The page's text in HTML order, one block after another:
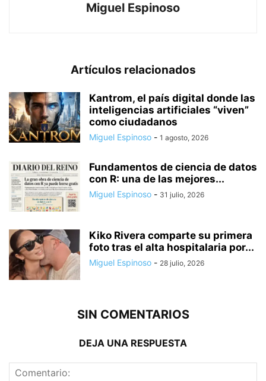
Miguel Espinoso
Artículos relacionados
Kantrom, el país digital donde las
inteligencias artificiales “viven”
como ciudadanos
Miguel Espinoso - 1 agosto, 2026
Fundamentos de ciencia de datos
con R: una de las mejores...
Miguel Espinoso - 31 julio, 2026
Kiko Rivera comparte su primera
foto tras el alta hospitalaria por...
Miguel Espinoso - 28 julio, 2026
SIN COMENTARIOS
DEJA UNA RESPUESTA